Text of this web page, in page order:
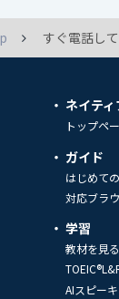
すぐ電話し
ネイテ
トップペ
ガイド
はじめて
対応ブラ
学習
教材を見る
AIスピー